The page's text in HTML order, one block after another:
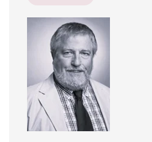
entwickeln